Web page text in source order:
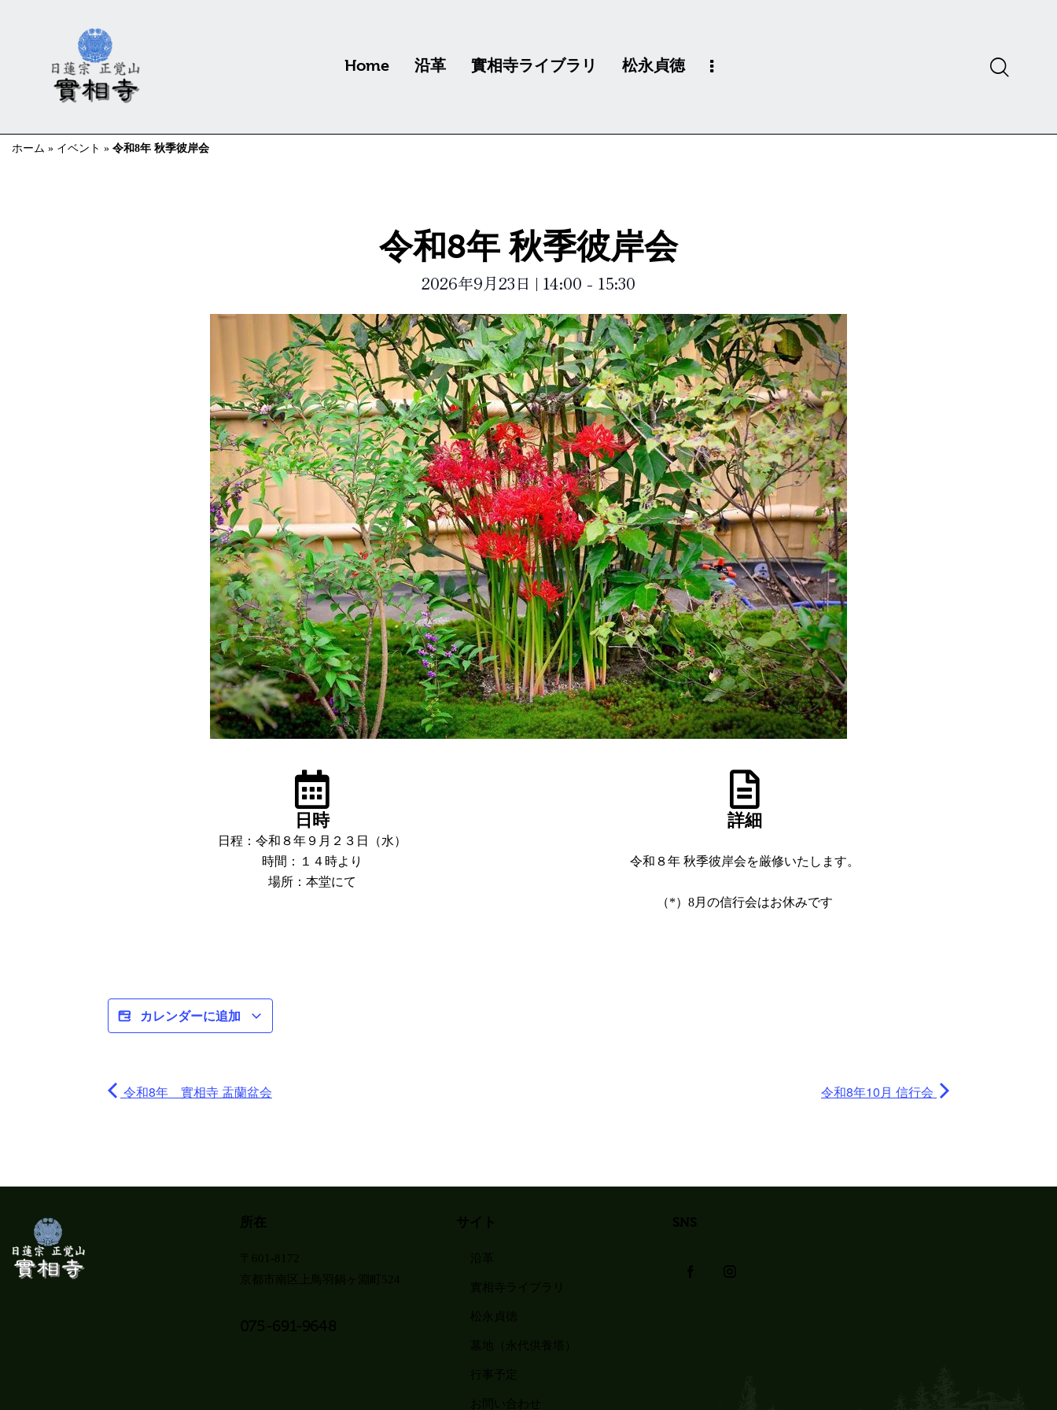
Home 沿革 實相寺ライブラリ 松永貞徳
ホーム » イベント » 令和8年 秋季彼岸会
令和8年 秋季彼岸会
2026年9月23日 | 14:00 - 15:30
日時
日程：令和８年９月２３日（水）
時間：１４時より
場所：本堂にて
詳細
令和８年 秋季彼岸会を厳修いたします。
（*）8月の信行会はお休みです
カレンダーに追加
令和8年 實相寺 盂蘭盆会 令和8年10月 信行会
所在
〒601-8172
京都市南区上鳥羽鍋ヶ淵町524
075-691-9648
サイト
沿革
實相寺ライブラリ
松永貞徳
墓地（永代供養塔）
行事予定
お問い合わせ
SNS